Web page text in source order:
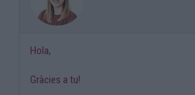
Hola,
Gràcies a tu!